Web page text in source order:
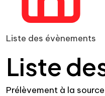
Liste des évènements
Liste
Prélèvement à la source